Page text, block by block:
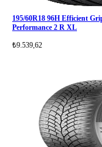
195/60R18 96H Efficient
Performance 2 R XL
₺9.539,62